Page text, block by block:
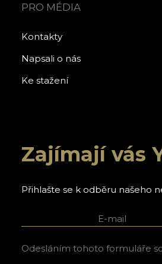
PRO MÉDIA
Kontakty
Napsali o nás
Ke stažení
Zajímají vás
Přihlašte se k odběru našeho
Odesláním tohoto formuláře